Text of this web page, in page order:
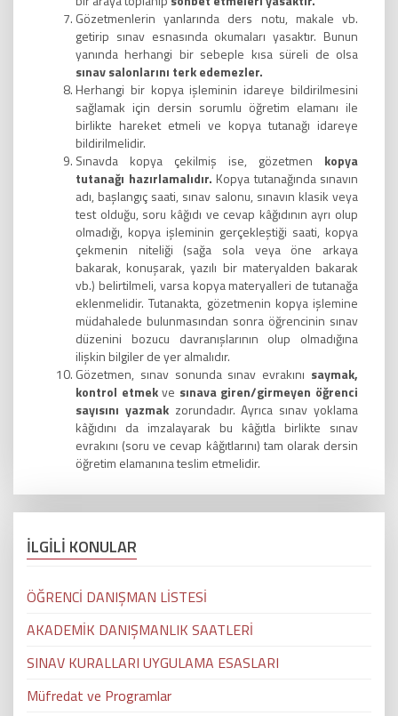
Gözetmenlerin yanlarında ders notu, makale vb.
getirip sınav esnasında okumaları yasaktır. Bunun
yanında herhangi bir sebeple kısa süreli de olsa
sınav salonlarını terk edemezler.
Herhangi bir kopya işleminin idareye bildirilmesini
sağlamak için dersin sorumlu öğretim elamanı ile
birlikte hareket etmeli ve kopya tutanağı idareye
bildirilmelidir.
Sınavda kopya çekilmiş ise, gözetmen kopya
tutanağı hazırlamalıdır. Kopya tutanağında sınavın
adı, başlangıç saati, sınav salonu, sınavın klasik veya
test olduğu, soru kâğıdı ve cevap kâğıdının ayrı olup
olmadığı, kopya işleminin gerçekleştiği saati, kopya
çekmenin niteliği (sağa sola veya öne arkaya
bakarak, konuşarak, yazılı bir materyalden bakarak
vb.) belirtilmeli, varsa kopya materyalleri de tutanağa
eklenmelidir. Tutanakta, gözetmenin kopya işlemine
müdahalede bulunmasından sonra öğrencinin sınav
düzenini bozucu davranışlarının olup olmadığına
ilişkin bilgiler de yer almalıdır.
Gözetmen, sınav sonunda sınav evrakını saymak,
kontrol etmekve sınava giren/girmeyen öğrenci
sayısını yazmakzorundadır. Ayrıca sınav yoklama
kâğıdını da imzalayarak bu kâğıtla birlikte sınav
evrakını (soru ve cevap kâğıtlarını) tam olarak dersin
öğretim elamanına teslim etmelidir.
İLGİLİ KONULAR
ÖĞRENCİ DANIŞMAN LİSTESİ
AKADEMİK DANIŞMANLIK SAATLERİ
SINAV KURALLARI UYGULAMA ESASLARI
Müfredat ve Programlar